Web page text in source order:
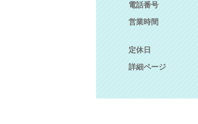
電話番号
営業時間
定休日
詳細ページ